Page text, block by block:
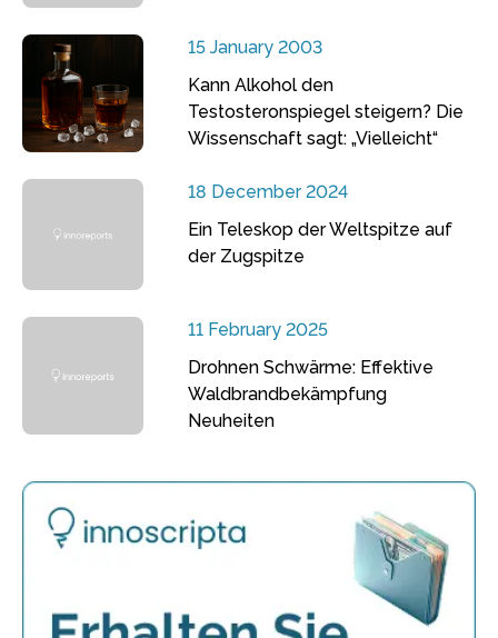
15 January 2003
Kann Alkohol den
Testosteronspiegel steigern? Die
Wissenschaft sagt: „Vielleicht“
18 December 2024
Ein Teleskop der Weltspitze auf
der Zugspitze
11 February 2025
Drohnen Schwärme: Effektive
Waldbrandbekämpfung
Neuheiten